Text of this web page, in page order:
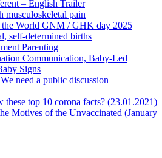
– English Trailer
musculoskeletal pain
the World GNM / GHK day 2025
self-determined births
Parenting
Communication, Baby-Led
Signs
need a public discussion
top 10 corona facts? (23.01.2021)
Motives of the Unvaccinated (January